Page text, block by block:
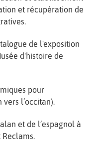
et récupération de
de l'exposition
d'histoire de
pour
l’occitan).
et de l’espagnol à
Reclams.